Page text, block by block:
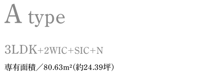
Atype
3LDK+2WIC+SIC+N
専有面積／80.63m²(約24.39坪)